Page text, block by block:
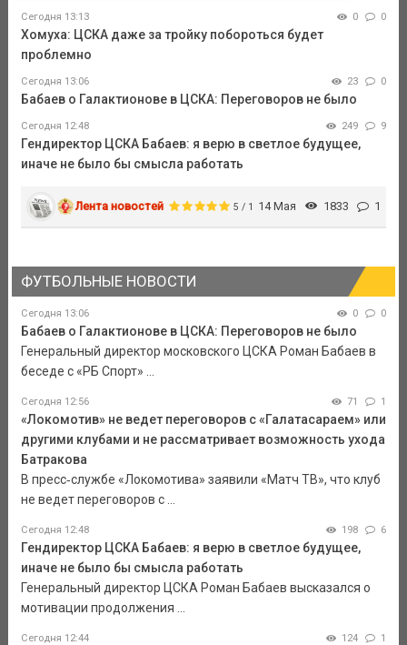
Сегодня 13:13 0 0
Хомуха: ЦСКА даже за тройку побороться будет
проблемно
Сегодня 13:06 23 0
Бабаев о Галактионове в ЦСКА: Переговоров не было
Сегодня 12:48 249 9
Гендиректор ЦСКА Бабаев: я верю в светлое будущее,
иначе не было бы смысла работать
Лента новостей 5 / 1 14 Мая 1833 1
ФУТБОЛЬНЫЕ НОВОСТИ
Сегодня 13:06 0 0
Бабаев о Галактионове в ЦСКА: Переговоров не было
Генеральный директор московского ЦСКА Роман Бабаев в
беседе с «РБ Спорт» ...
Сегодня 12:56 71 1
«Локомотив» не ведет переговоров с «Галатасараем» или
другими клубами и не рассматривает возможность ухода
Батракова
В пресс‑службе «Локомотива» заявили «Матч ТВ», что клуб
не ведет переговоров с ...
Сегодня 12:48 198 6
Гендиректор ЦСКА Бабаев: я верю в светлое будущее,
иначе не было бы смысла работать
Генеральный директор ЦСКА Роман Бабаев высказался о
мотивации продолжения ...
Сегодня 12:44 124 1